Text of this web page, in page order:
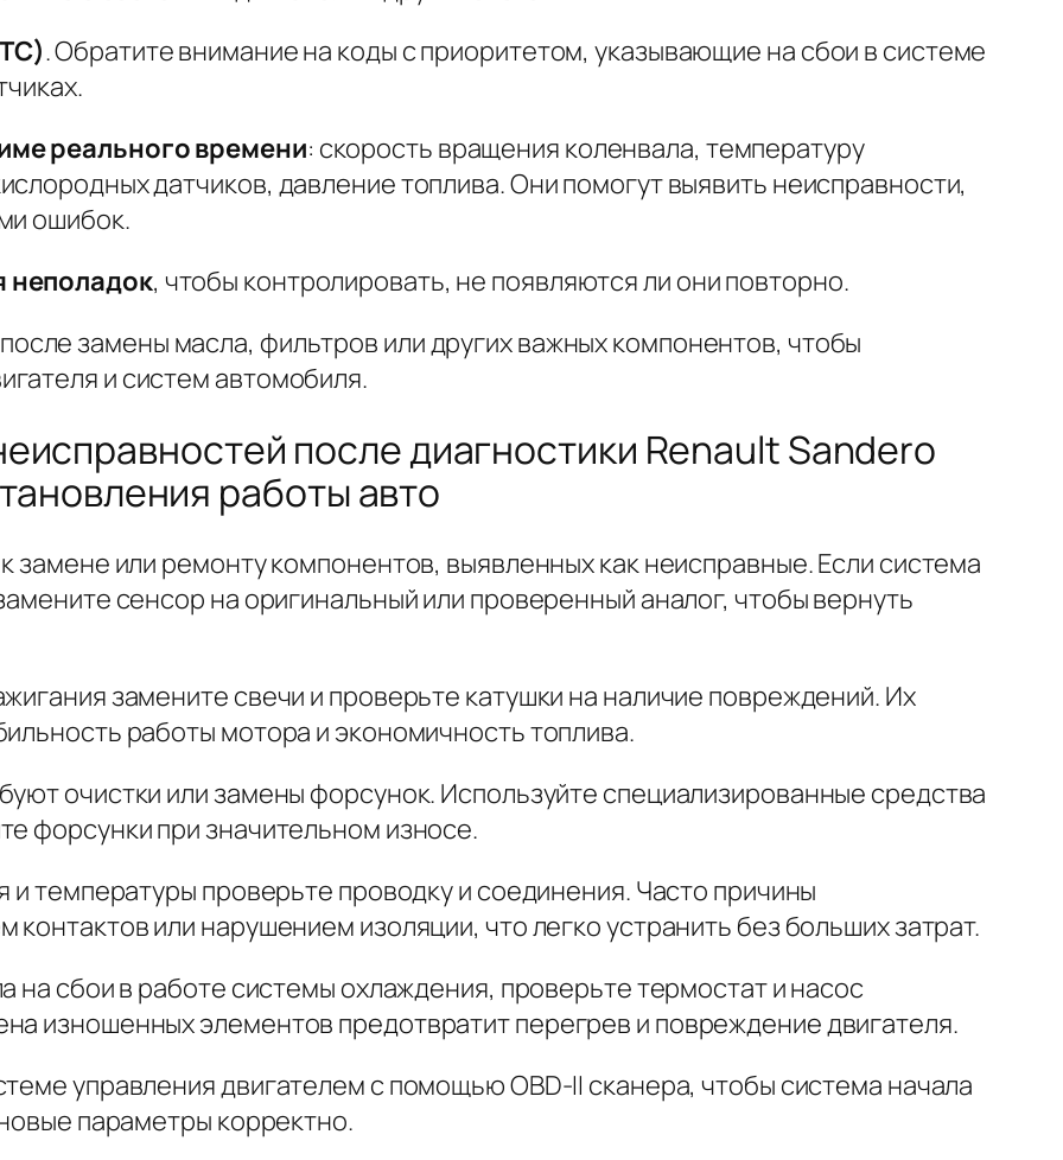
. Обратите внимание на коды с приоритетом, указывающие на сбои в системе
реального времени: скорость вращения коленвала, температуру
датчиков, давление топлива. Они помогут выявить неисправности,
ошибок.
неполадок, чтобы контролировать, не появляются ли они повторно.
после замены масла, фильтров или других важных компонентов, чтобы
и систем автомобиля.
после диагностики Renault Sandero
работы авто
замене или ремонту компонентов, выявленных как неисправные. Если система
сенсор на оригинальный или проверенный аналог, чтобы вернуть
замените свечи и проверьте катушки на наличие повреждений. Их
работы мотора и экономичность топлива.
очистки или замены форсунок. Используйте специализированные средства
форсунки при значительном износе.
и температуры проверьте проводку и соединения. Часто причины
или нарушением изоляции, что легко устранить без больших затрат.
на сбои в работе системы охлаждения, проверьте термостат и насос
изношенных элементов предотвратит перегрев и повреждение двигателя.
управления двигателем с помощью OBD-II сканера, чтобы система начала
параметры корректно.